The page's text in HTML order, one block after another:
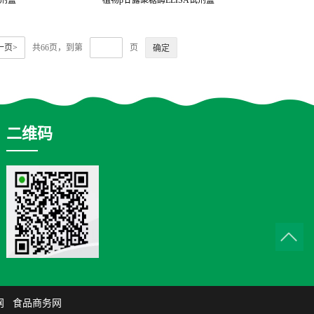
页> 共66页，到第 页
二维码
食品商务网